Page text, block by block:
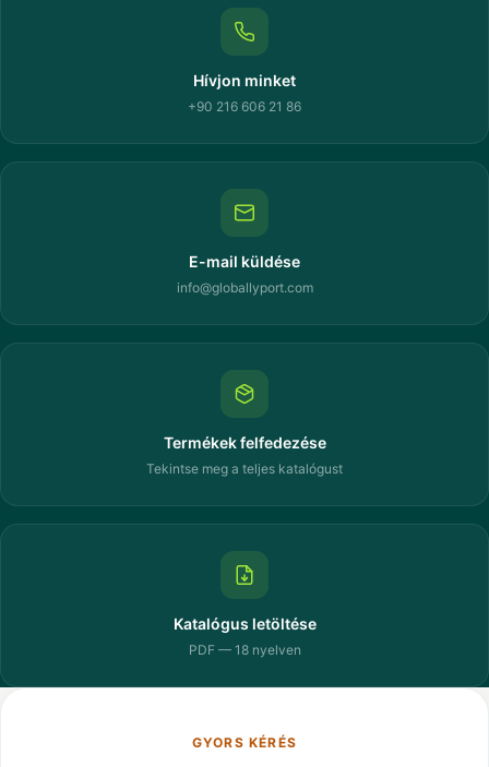
Hívjon minket
+90 216 606 21 86
E-mail küldése
info@globallyport.com
Termékek felfedezése
Tekintse meg a teljes katalógust
Katalógus letöltése
PDF — 18 nyelven
GYORS KÉRÉS